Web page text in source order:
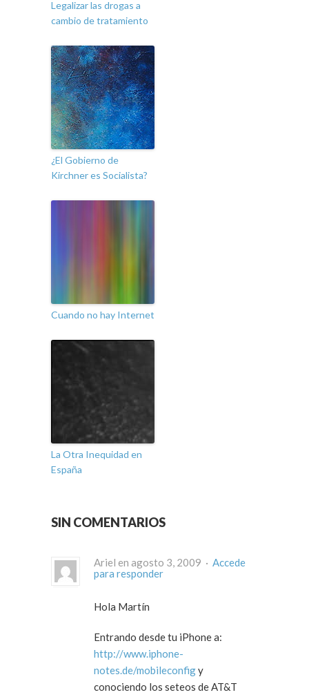
Legalizar las drogas a
cambio de tratamiento
¿El Gobierno de
Kirchner es Socialista?
Cuando no hay Internet
La Otra Inequidad en
España
SIN COMENTARIOS
Ariel en agosto 3, 2009 · Accede
para responder
Hola Martín
Entrando desde tu iPhone a:
http://www.iphone-
notes.de/mobileconfigy
conociendo los seteos de AT&T